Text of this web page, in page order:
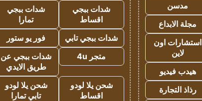
مدسن
مجلة الابداع
استشارات اون
لاين
هيدب فيديو
رذاذ التجارة
شدات ببجي
اقساط
شدات ببجي
تمارا
شدات ببجي تابي
فور يو ستور
متجر 4u
شدات ببجي عن
طريق الايدي
شحن يلا لودو
اقساط
شحن يلا لودو
تابي تمارا